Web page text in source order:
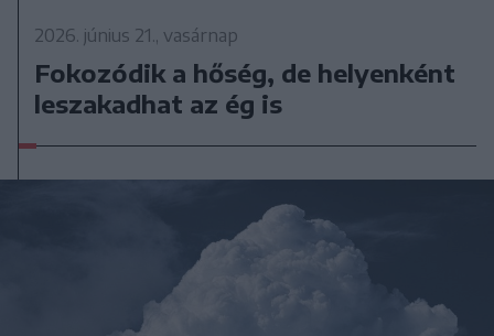
2026. június 21., vasárnap
Fokozódik a hőség, de helyenként
leszakadhat az ég is